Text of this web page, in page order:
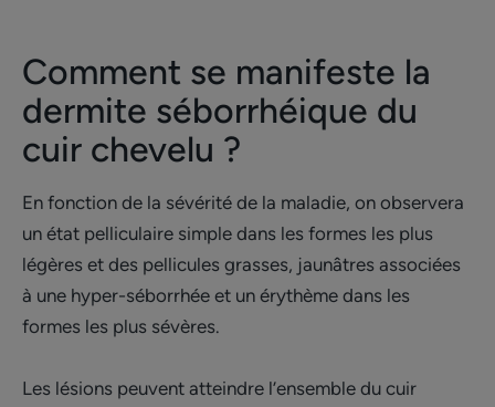
Comment se manifeste la
dermite séborrhéique du
cuir chevelu ?
En fonction de la sévérité de la maladie, on observera
un état pelliculaire simple dans les formes les plus
légères et des pellicules grasses, jaunâtres associées
à une hyper-séborrhée et un érythème dans les
formes les plus sévères.
Les lésions peuvent atteindre l’ensemble du cuir